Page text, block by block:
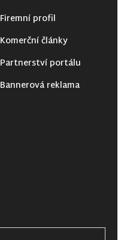
Firemní profil
Komerční články
Partnerství portálu
Bannerová reklama